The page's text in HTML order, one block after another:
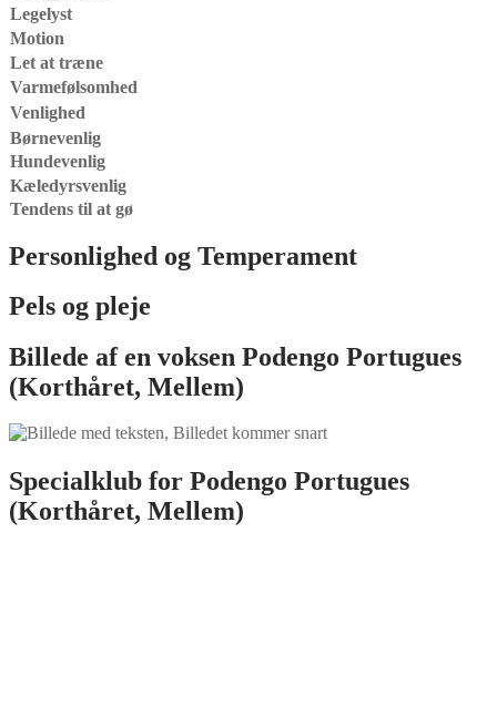
Legelyst
Motion
Let at træne
Varmefølsomhed
Venlighed
Børnevenlig
Hundevenlig
Kæledyrsvenlig
Tendens til at gø
Personlighed og Temperament
Pels og pleje
Billede af en voksen Podengo Portugues
(Korthåret, Mellem)
Specialklub for Podengo Portugues
(Korthåret, Mellem)